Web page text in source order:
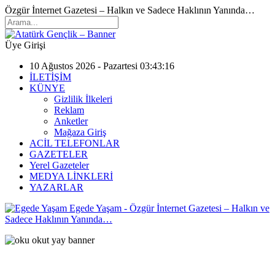
Özgür İnternet Gazetesi – Halkın ve Sadece Haklının Yanında…
Üye Girişi
10 Ağustos 2026 - Pazartesi 03:43:16
İLETİŞİM
KÜNYE
Gizlilik İlkeleri
Reklam
Anketler
Mağaza Giriş
ACİL TELEFONLAR
GAZETELER
Yerel Gazeteler
MEDYA LİNKLERİ
YAZARLAR
Egede Yaşam - Özgür İnternet Gazetesi – Halkın ve
Sadece Haklının Yanında…